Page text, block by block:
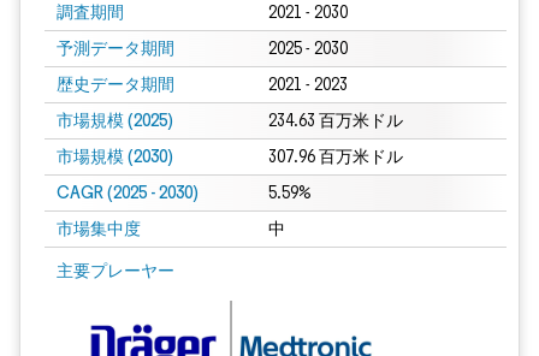
調査期間 2021 - 2030
予測データ期間 2025 - 2030
歴史データ期間 2021 - 2023
市場規模 (2025) 234.63 百万米ドル
市場規模 (2030) 307.96 百万米ドル
CAGR (2025 - 2030) 5.59%
市場集中度 中
主要プレーヤー